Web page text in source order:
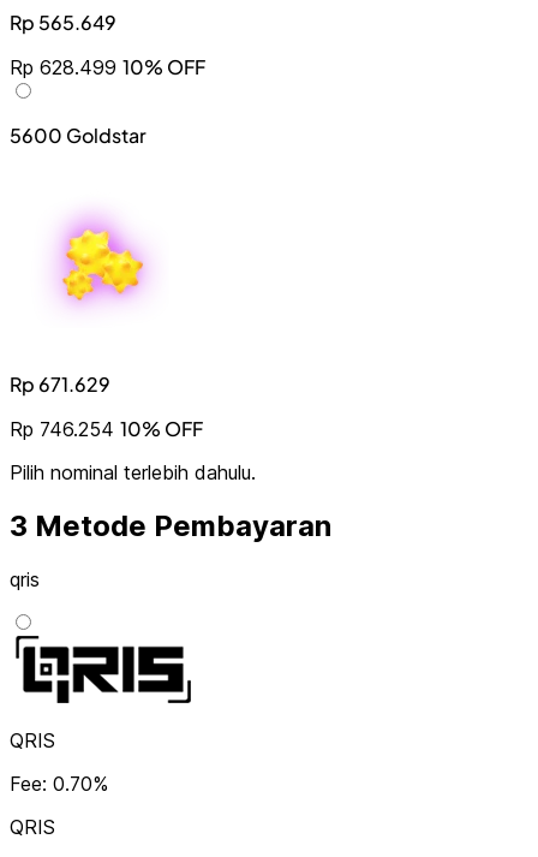
Rp 565.649
Rp 628.499 10% OFF
5600 Goldstar
Rp 671.629
Rp 746.254 10% OFF
Pilih nominal terlebih dahulu.
3 Metode Pembayaran
qris
QRIS
Fee: 0.70%
QRIS